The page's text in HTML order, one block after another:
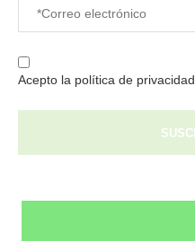
Acepto la política de privacidad